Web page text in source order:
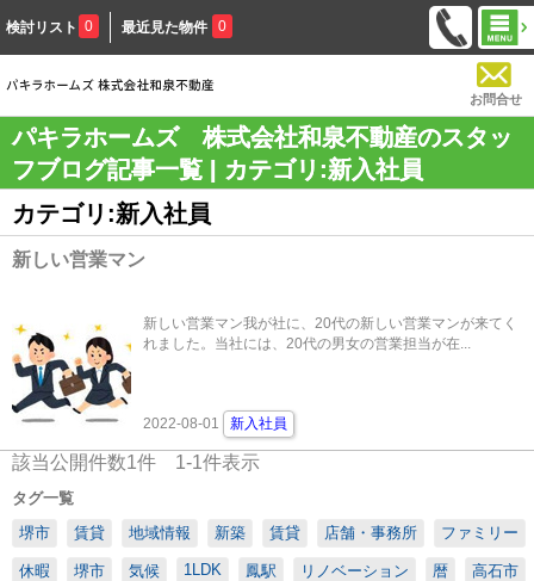
検討リスト 0 最近見た物件 0
お問合せ
パキラホームズ 株式会社和泉不動産のスタッ
フブログ記事一覧 | カテゴリ:新入社員
カテゴリ:新入社員
新しい営業マン
新しい営業マン我が社に、20代の新しい営業マンが来てく
れました。当社には、20代の男女の営業担当が在...
2022-08-01 新入社員
該当公開件数1件 1-1件表示
タグ一覧
堺市
賃貸 地域情報 新築 賃貸 店舗・事務所 ファミリー
休暇 堺市 気候 1LDK 鳳駅 リノベーション 暦 高石市